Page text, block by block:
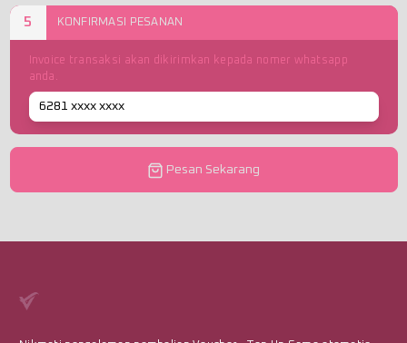
5 KONFIRMASI PESANAN
Invoice transaksi akan dikirimkan kepada nomer whatsapp
anda.
Pesan Sekarang